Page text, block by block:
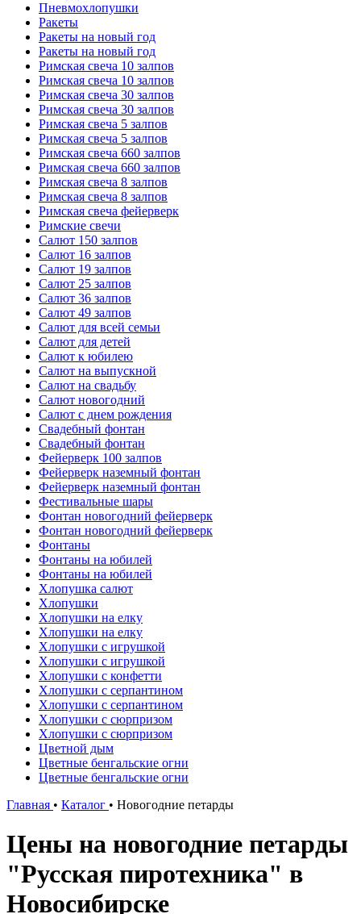
Пневмохлопушки
Ракеты
Ракеты на новый год
Ракеты на новый год
Римская свеча 10 залпов
Римская свеча 10 залпов
Римская свеча 30 залпов
Римская свеча 30 залпов
Римская свеча 5 залпов
Римская свеча 5 залпов
Римская свеча 660 залпов
Римская свеча 660 залпов
Римская свеча 8 залпов
Римская свеча 8 залпов
Римская свеча фейерверк
Римские свечи
Салют 150 залпов
Салют 16 залпов
Салют 19 залпов
Салют 25 залпов
Салют 36 залпов
Салют 49 залпов
Салют для всей семьи
Салют для детей
Салют к юбилею
Салют на выпускной
Салют на свадьбу
Салют новогодний
Салют с днем рождения
Свадебный фонтан
Свадебный фонтан
Фейерверк 100 залпов
Фейерверк наземный фонтан
Фейерверк наземный фонтан
Фестивальные шары
Фонтан новогодний фейерверк
Фонтан новогодний фейерверк
Фонтаны
Фонтаны на юбилей
Фонтаны на юбилей
Хлопушка салют
Хлопушки
Хлопушки на елку
Хлопушки на елку
Хлопушки с игрушкой
Хлопушки с игрушкой
Хлопушки с конфетти
Хлопушки с серпантином
Хлопушки с серпантином
Хлопушки с сюрпризом
Хлопушки с сюрпризом
Цветной дым
Цветные бенгальские огни
Цветные бенгальские огни
Главная • Каталог • Новогодние петарды
Цены на новогодние петарды
"Русская пиротехника" в
Новосибирске